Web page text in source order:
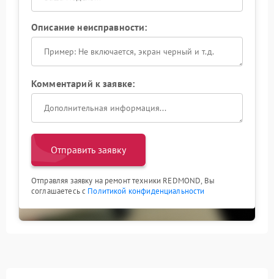
самостоятельный ремонт может ее аннулировать.
Профессиональный сервис Redmond гарантирует
точную диагностику, качественный ремонт и
сохранение гарантийных обязательств.
Описание неисправности:
Комментарий к заявке:
Отправить заявку
Отправляя заявку на ремонт техники REDMOND, Вы
соглашаетесь с Политикой конфиденциальности